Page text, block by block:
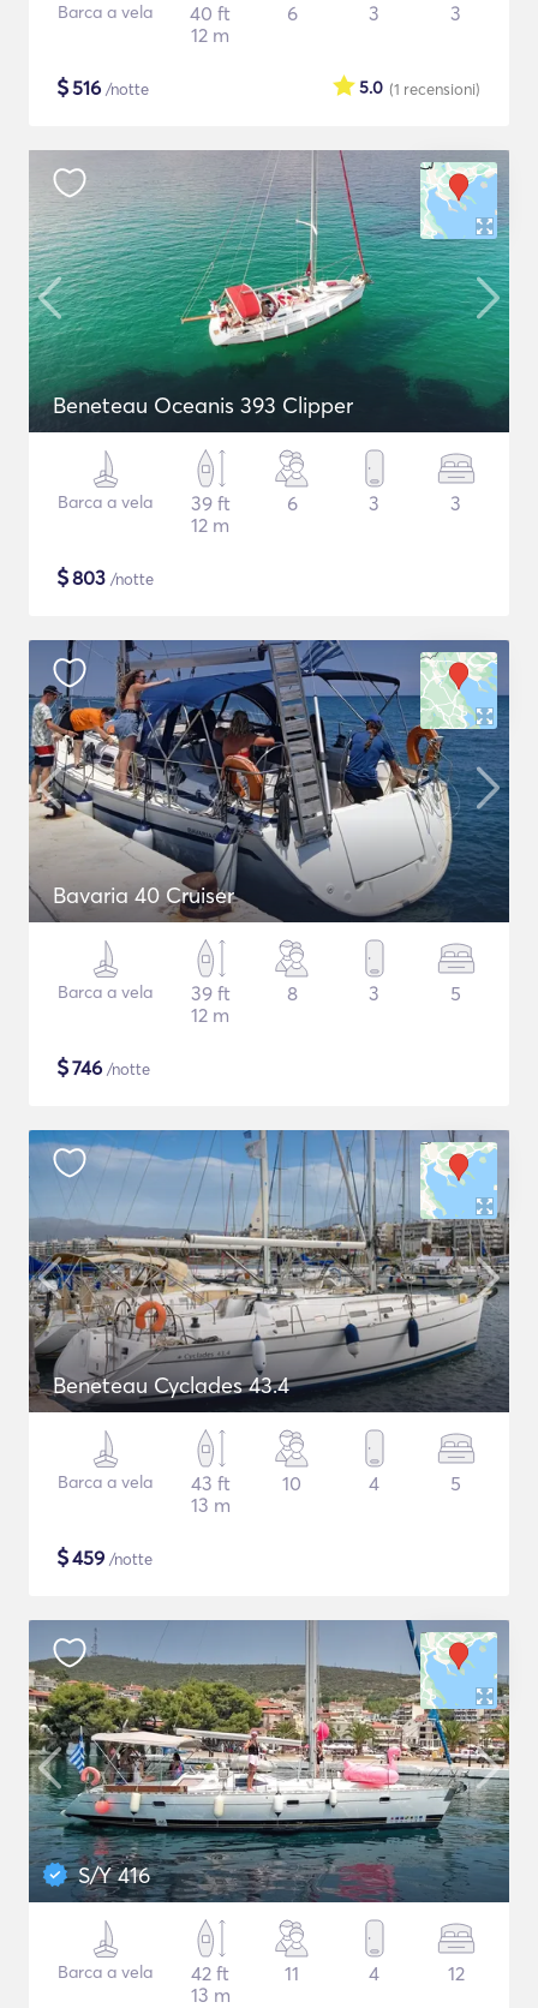
Barca a vela
40 ft
12 m
6 3 3
$516 /notte (1 recensioni)
5.0
Beneteau Oceanis 393 Clipper
Barca a vela
39 ft
12 m
6 3 3
$803 /notte
Bavaria 40 Cruiser
Barca a vela
39 ft
12 m
8 3 5
$746 /notte
Beneteau Cyclades 43.4
Barca a vela
43 ft
13 m
10 4 5
$459 /notte
S/Y 416
Barca a vela
42 ft
13 m
11 4 12